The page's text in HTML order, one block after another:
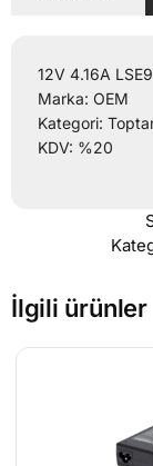
12V 4.16A
Marka: OEM
Kategori:
KDV: %20
İlgili ürünler